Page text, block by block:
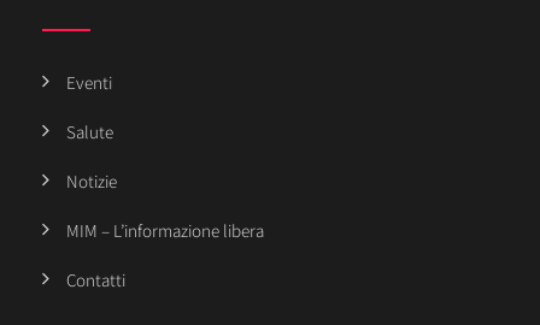
Eventi
Salute
Notizie
MIM – L’informazione libera
Contatti